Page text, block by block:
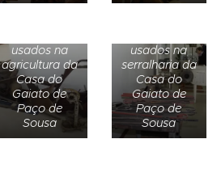
usados na
agricultura da
Casa do
Gaiato de
Paço de
Sousa
usados na
serralharia da
Casa do
Gaiato de
Paço de
Sousa